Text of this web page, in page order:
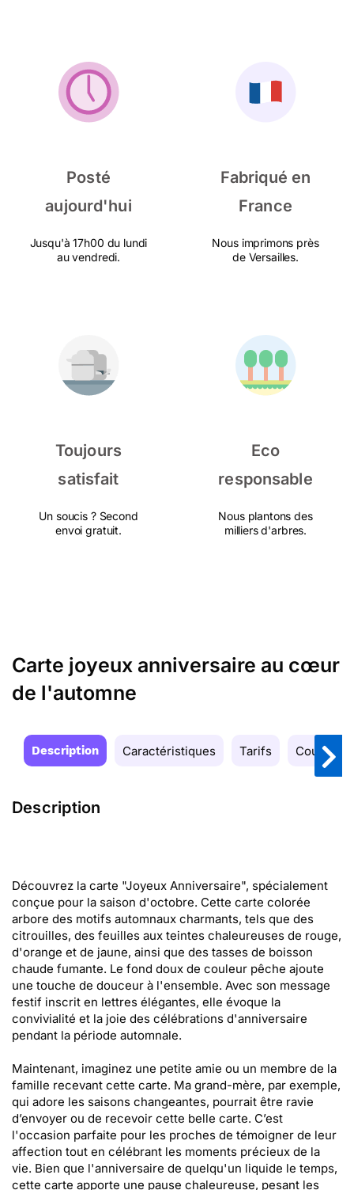
Posté
aujourd'hui
Jusqu'à 17h00 du lundi
au vendredi.
Fabriqué en
France
Nous imprimons près
de Versailles.
Toujours
satisfait
Un soucis ? Second
envoi gratuit.
Eco
responsable
Nous plantons des
milliers d'arbres.
Carte joyeux anniversaire au cœur
de l'automne
Description Caractéristiques Tarifs Couleurs
Description
Découvrez la carte "Joyeux Anniversaire", spécialement
conçue pour la saison d'octobre. Cette carte colorée
arbore des motifs automnaux charmants, tels que des
citrouilles, des feuilles aux teintes chaleureuses de rouge,
d'orange et de jaune, ainsi que des tasses de boisson
chaude fumante. Le fond doux de couleur pêche ajoute
une touche de douceur à l'ensemble. Avec son message
festif inscrit en lettres élégantes, elle évoque la
convivialité et la joie des célébrations d'anniversaire
pendant la période automnale.
Maintenant, imaginez une petite amie ou un membre de la
famille recevant cette carte. Ma grand-mère, par exemple,
qui adore les saisons changeantes, pourrait être ravie
d’envoyer ou de recevoir cette belle carte. C’est
l'occasion parfaite pour les proches de témoigner de leur
affection tout en célébrant les moments précieux de la
vie. Bien que l'anniversaire de quelqu'un liquide le temps,
cette carte apporte une pause chaleureuse, pesant les